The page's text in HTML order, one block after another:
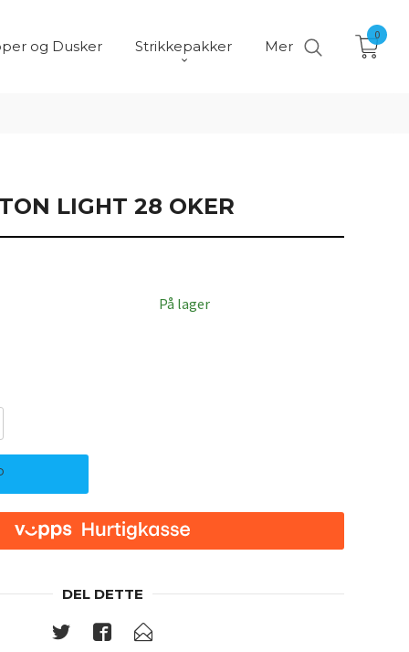
og Dusker Strikkepakker Mer
0
LIGHT 28 OKER
På lager
DEL DETTE